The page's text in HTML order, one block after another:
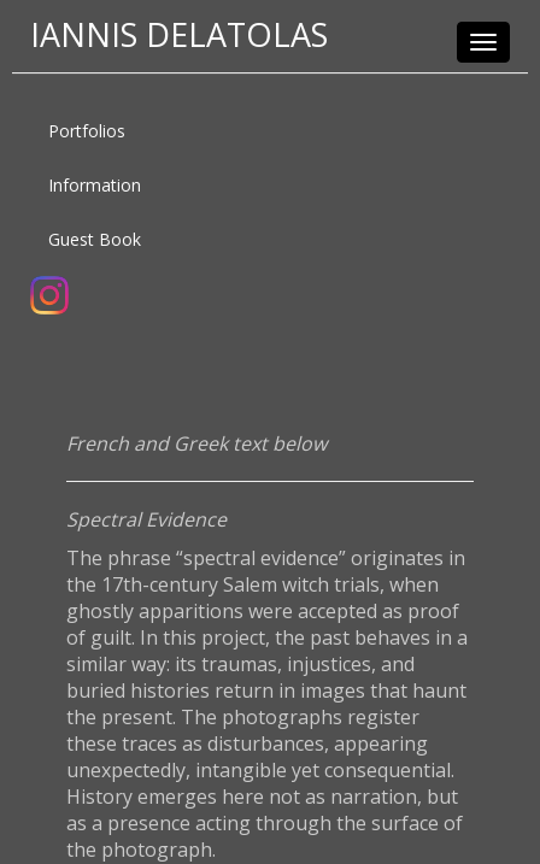
Toggle
IANNIS DELATOLAS
Portfolios
Information
Guest Book
French and Greek text below
Spectral Evidence
The phrase “spectral evidence” originates in
the 17th-century Salem witch trials, when
ghostly apparitions were accepted as proof
of guilt. In this project, the past behaves in a
similar way: its traumas, injustices, and
buried histories return in images that haunt
the present. The photographs register
these traces as disturbances, appearing
unexpectedly, intangible yet consequential.
History emerges here not as narration, but
as a presence acting through the surface of
the photograph.